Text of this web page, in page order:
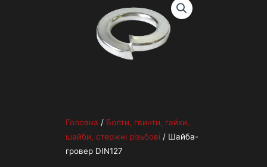
Головна / Болти, гвинти, гайки,
шайби, стержні різьбові / Шайба-
гровер DIN127